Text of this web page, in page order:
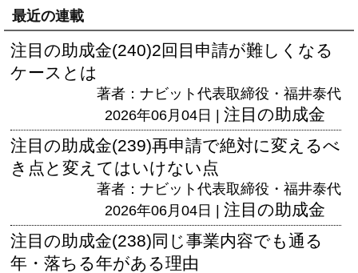
最近の連載
注目の助成金(240)2回目申請が難しくなる
ケースとは
著者：ナビット代表取締役・福井泰代
2026年06月04日 | 注目の助成金
注目の助成金(239)再申請で絶対に変えるべ
き点と変えてはいけない点
著者：ナビット代表取締役・福井泰代
2026年06月04日 | 注目の助成金
注目の助成金(238)同じ事業内容でも通る
年・落ちる年がある理由